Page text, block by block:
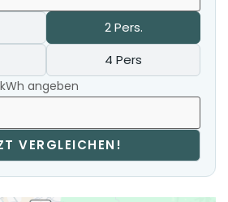
2 Pers.
4 Pers
angeben
VERGLEICHEN!